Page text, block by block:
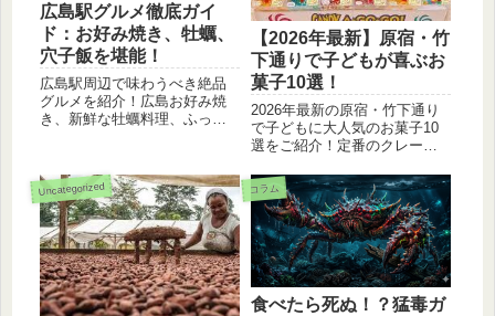
広島駅グルメ徹底ガイ
ド：お好み焼き、牡蠣、
穴子飯を堪能！
広島駅周辺で味わうべき絶品
グルメを紹介！広島お好み焼
き、新鮮な牡蠣料理、ふっく
旅行者必見のグルメスポット
情報満載！
【2026年最新】原宿・竹
下通りで子どもが喜ぶお
菓子10選！
2026年最新の原宿・竹下通り
で子どもに大人気のお菓子10
選をご紹介！定番のクレープ
ル交換カフェや韓国発ドーナ
ツまで。親子で楽しめる食べ
歩きスポットや、ICOCA等で
スムーズに買えるお店を詳し
く教えますね。
Uncategorized コラム
食べたら死ぬ！？猛毒ガ